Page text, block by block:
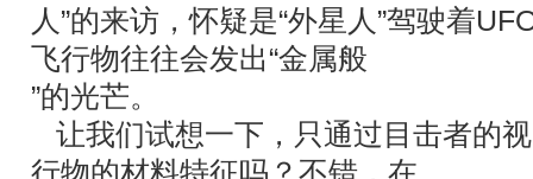
人”的来访，怀疑是“外星人”驾驶着
飞行物往往会发出“金属般
”的光芒。
让我们试想一下，只通过目击者的
行物的材料特征吗？不错，在